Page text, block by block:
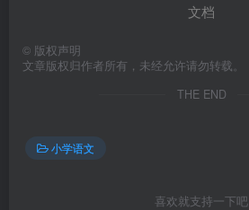
文档
© 版权声明
文章版权归作者所有，未经允许请勿转载。
THE END
小学语文
喜欢就支持一下吧